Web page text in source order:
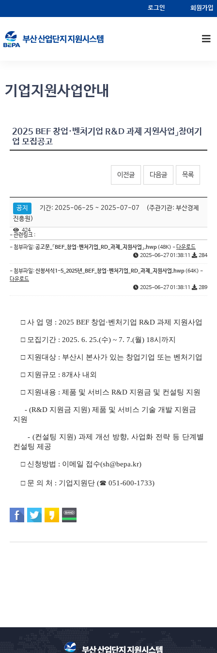
회원가입
로그인
알림마당 기업지원사업안내
기업지원사업안내
2025 BEF 창업·벤처기업 R&D 과제 지원사업」참여기
업 모집공고
이전글 다음글 목록
공지
기간: 2025-06-25 ~ 2025-07-07 (주관기관: 부산경제
진흥원)
424
- 관련링크 :
- 첨부파일:공고문_「BEF_창업·벤처기업_RD_과제_지원사업」.hwp(48K) -다운로드
284
2025-06-27 01:38:11
- 첨부파일:신청서식1-5_2025년_BEF_창업·벤처기업_RD_과제_지원사업.hwp(64K) -
다운로드
289
2025-06-27 01:38:11
□ 사 업 명 : 2025 BEF 창업·벤처기업 R&D 과제 지원사업
□ 모집기간 : 2025. 6. 25.(수) ~ 7. 7.(월) 18시까지
□ 지원대상 : 부산시 본사가 있는 창업기업 또는 벤처기업
□ 지원규모 : 8개사 내외
□ 지원내용 : 제품 및 서비스 R&D 지원금 및 컨설팅 지원
- (R&D 지원금 지원) 제품 및 서비스 기술 개발 지원금
지원
- (컨설팅 지원) 과제 개선 방향, 사업화 전략 등 단계별
컨설팅 제공
□ 신청방법 : 이메일 접수(sh@bepa.kr)
□ 문 의 처 : 기업지원단 (☎ 051-600-1733)